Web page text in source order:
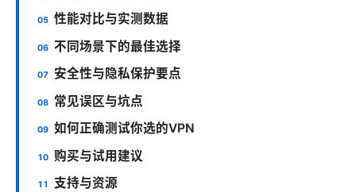
性能对比与实测数据
不同场景下的最佳选择
安全性与隐私保护要点
常见误区与坑点
如何正确测试你选的VPN
购买与试用建议
支持与资源